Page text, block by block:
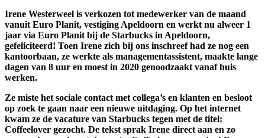
Irene Westerweel is verkozen tot medewerker van de maand
vanuit Euro Planit, vestiging Apeldoorn en werkt nu alweer 1
jaar via Euro Planit bij de Starbucks in Apeldoorn,
gefeliciteerd! Toen Irene zich bij ons inschreef had ze nog een
kantoorbaan, ze werkte als managementassistent, maakte lange
dagen van 8 uur en moest in 2020 genoodzaakt vanaf huis
werken.
Ze miste het sociale contact met collega’s en klanten en besloot
op zoek te gaan naar een nieuwe uitdaging. Op het internet
kwam ze de vacature van Starbucks tegen met de titel:
Coffeelover gezocht. De tekst sprak Irene direct aan en zo